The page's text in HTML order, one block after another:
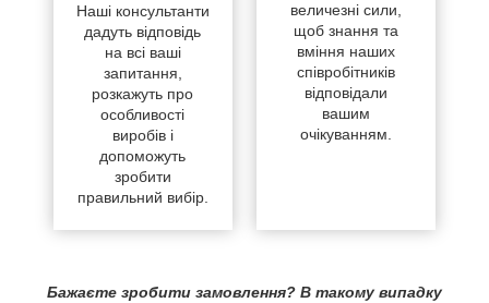
Наші консультанти
дадуть відповідь
на всі ваші
запитання,
розкажуть про
особливості
виробів і
допоможуть
зробити
правильний вибір.
величезні сили,
щоб знання та
вміння наших
співробітників
відповідали
вашим
очікуванням.
Бажаєте зробити замовлення? В такому випадку